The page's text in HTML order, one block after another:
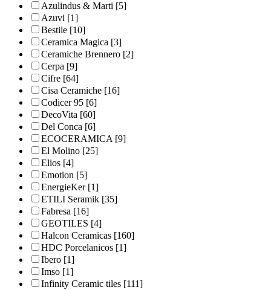
Azulindus & Marti [5]
Azuvi [1]
Bestile [10]
Ceramica Magica [3]
Ceramiche Brennero [2]
Cerpa [9]
Cifre [64]
Cisa Ceramiche [16]
Codicer 95 [6]
DecoVita [60]
Del Conca [6]
ECOCERAMICA[9]
El Molino [25]
Elios [4]
Emotion [5]
EnergieKer[1]
ETILI Seramik [35]
Fabresa [16]
GEOTILES [4]
Halcon Ceramicas [160]
HDC Porcelanicos [1]
Ibero [1]
Imso [1]
Infinity Ceramic tiles [111]